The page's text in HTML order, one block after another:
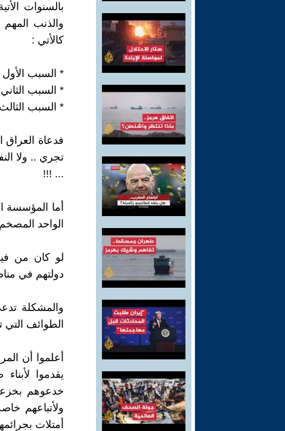
بالسنوات
والذنب
كالأتي :
* السبب الأول
* السبب
* السبب
فدعاة العراق
تجري .. ولا
... !!!
أما المؤسسة
الواحد
لو كان من
دولتهم في
والمشكلة
الطوائف
أعلموا أن
يقدموا
خدعوهم
ولأتباعهم
أمتلات